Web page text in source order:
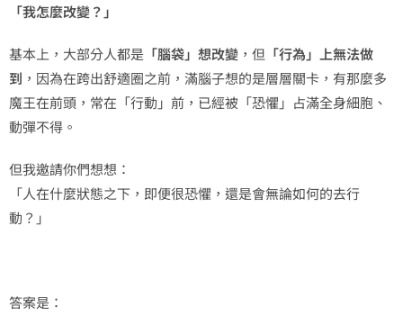
「我怎麼改變？」
基本上，大部分人都是 「腦袋」想改變 ，但 「行為」上無法做
到 ，因為在跨出舒適圈之前，滿腦子想的是層層關卡，有那麼多
魔王在前頭，常在「行動」前，已經被「恐懼」占滿全身細胞、
動彈不得。
但我邀請你們想想：
「人在什麼狀態之下，即便很恐懼，還是會無論如何的去行
動？」
答案是：